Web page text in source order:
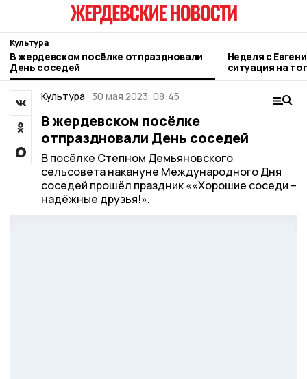
Культура
В жердевском посёлке отпраздновали
День соседей
Неделя с
ситуация на
городе и
Культура
30 мая 2023, 08:45
В жердевском посёлке
отпраздновали День соседей
В посёлке Степном Демьяновского
сельсовета накануне Международного Дня
соседей прошёл праздник ««Хорошие соседи –
надёжные друзья!».